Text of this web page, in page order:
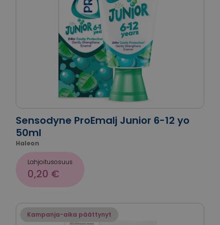
Sensodyne ProEmalj Junior 6-12 yo
50ml
Haleon
Lahjoitusosuus
0,20 €
Kampanja-aika päättynyt